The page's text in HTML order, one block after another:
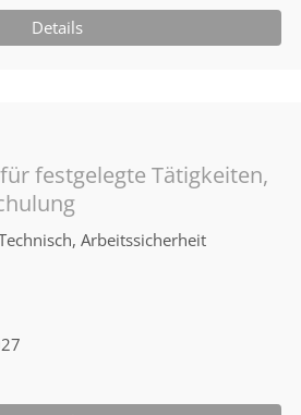
Details
festgelegte Tätigkeiten,
Arbeitssicherheit